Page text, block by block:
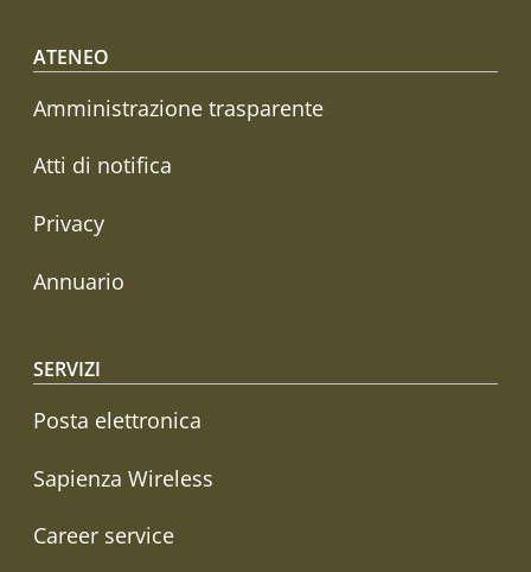
Footer menu
ATENEO
Amministrazione trasparente
Atti di notifica
Privacy
Annuario
SERVIZI
Posta elettronica
Sapienza Wireless
Career service